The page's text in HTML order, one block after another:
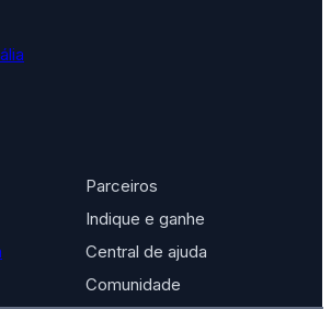
Parceiros
Indique e ganhe
Central de ajuda
Comunidade